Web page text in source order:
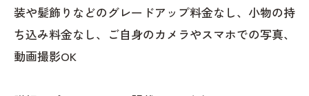
装や髪飾りなどのグレードアップ料金なし、小物の持
ち込み料金なし、ご自身のカメラやスマホでの写真、
動画撮影OK